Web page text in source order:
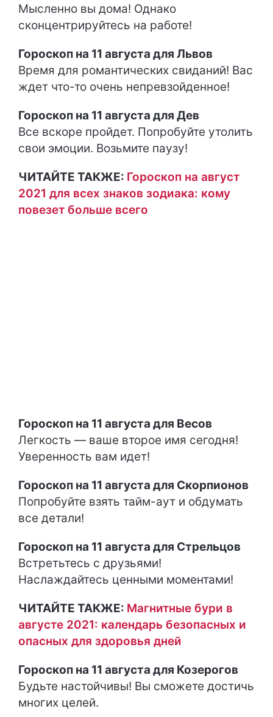
Мысленно вы дома! Однако
сконцентрируйтесь на работе!
Гороскоп на 11 августа для Львов
Время для романтических свиданий! Вас
ждет что-то очень непревзойденное!
Гороскоп на 11 августа для Дев
Все вскоре пройдет. Попробуйте утолить
свои эмоции. Возьмите паузу!
ЧИТАЙТЕ ТАКЖЕ: Гороскоп на август
2021 для всех знаков зодиака: кому
повезет больше всего
Гороскоп на 11 августа для Весов
Легкость — ваше второе имя сегодня!
Уверенность вам идет!
Гороскоп на 11 августа для Скорпионов
Попробуйте взять тайм-аут и обдумать
все детали!
Гороскоп на 11 августа для Стрельцов
Встретьтесь с друзьями!
Наслаждайтесь ценными моментами!
ЧИТАЙТЕ ТАКЖЕ: Магнитные бури в
августе 2021: календарь безопасных и
опасных для здоровья дней
Гороскоп на 11 августа для Козерогов
Будьте настойчивы! Вы сможете достичь
многих целей.